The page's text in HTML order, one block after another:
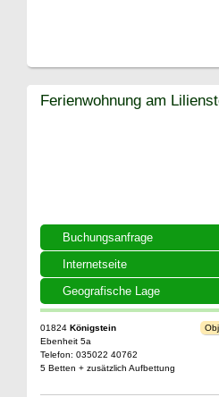
Buchungsanfrage
Internetseite
Geografische Lage
Ferienwohnung am
01824 Königstein
Ebenheit 5a
Telefon: 035022 40762
5 Betten + zusätzlich Aufbettung